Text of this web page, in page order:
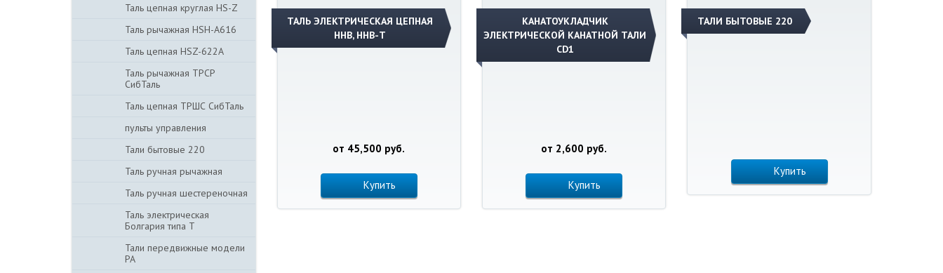
ТАЛЬ ЭЛЕКТРИЧЕСКАЯ ЦЕПНАЯ
ННВ, ННВ-Т
от 45,500 руб.
Купить
КАНАТОУКЛАДЧИК
ЭЛЕКТРИЧЕСКОЙ КАНАТНОЙ ТАЛИ
CD1
от 2,600 руб.
Купить
ТАЛИ БЫТОВЫЕ 220
Купить
Таль цепная круглая HS-Z
Таль рычажная HSH-A616
Таль цепная HSZ-622A
Таль рычажная ТРСР
СибТаль
Таль цепная ТРШС СибТаль
пульты управления
Тали бытовые 220
Таль ручная рычажная
Таль ручная шестереночная
Таль электрическая
Болгария типа Т
Тали передвижные модели
PA